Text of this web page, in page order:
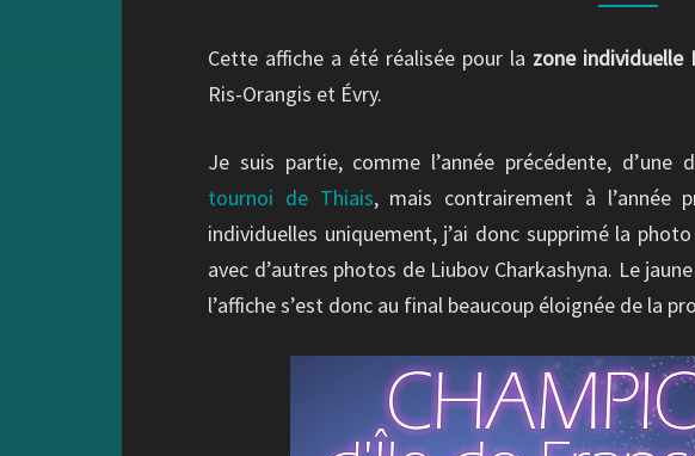
2012
Cette affiche a été réalisée pour la zone individuelle
Ris-Orangis et Évry.
Je suis partie, comme l’année précédente, d’une
tournoi de Thiais, mais contrairement à l’année
individuelles uniquement, j’ai donc supprimé la
avec d’autres photos de Liubov Charkashyna. Le
l’affiche s’est donc au final beaucoup éloignée de la